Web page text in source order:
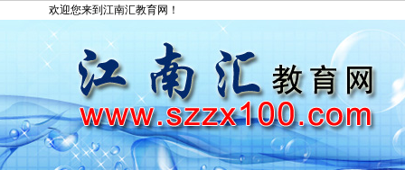
欢迎您来到江南汇教育网！